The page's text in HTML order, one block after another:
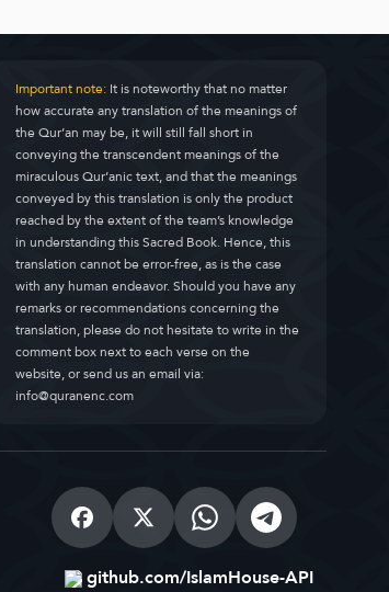
Important note:It is noteworthy that no matter
how accurate any translation of the meanings of
the Qur’an may be, it will still fall short in
conveying the transcendent meanings of the
miraculous Qur’anic text, and that the meanings
conveyed by this translation is only the product
reached by the extent of the team’s knowledge
in understanding this Sacred Book. Hence, this
translation cannot be error-free, as is the case
with any human endeavor. Should you have any
remarks or recommendations concerning the
translation, please do not hesitate to write in the
comment box next to each verse on the
website, or send us an email via:
info@quranenc.com
github.com/IslamHouse-API